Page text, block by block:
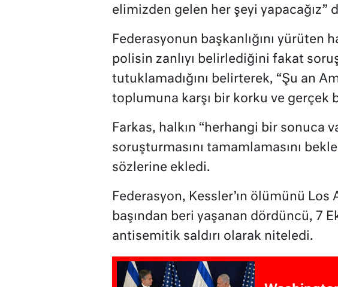
elimizden gelen her şeyi yapacağız”
Federasyonun başkanlığını yürüten
polisin zanlıyı belirlediğini fakat
tutuklamadığını belirterek, “Şu an
toplumuna karşı bir korku ve gerçek
Farkas, halkın “herhangi bir sonuca
soruşturmasını tamamlamasını
sözlerine ekledi.
Federasyon, Kessler’ın ölümünü Los
başından beri yaşanan dördüncü, 7
antisemitik saldırı olarak niteledi.